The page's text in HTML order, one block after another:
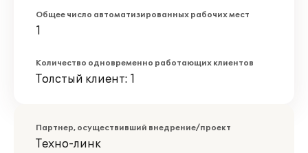
Общее число автоматизированных рабочих мест
1
Количество одновременно работающих клиентов
Толстый клиент: 1
Партнер, осуществивший внедрение/проект
Техно-линк